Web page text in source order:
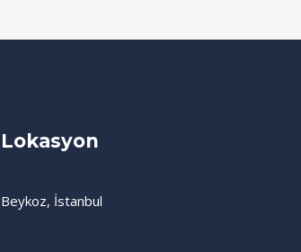
Lokasyon
Beykoz, İstanbul